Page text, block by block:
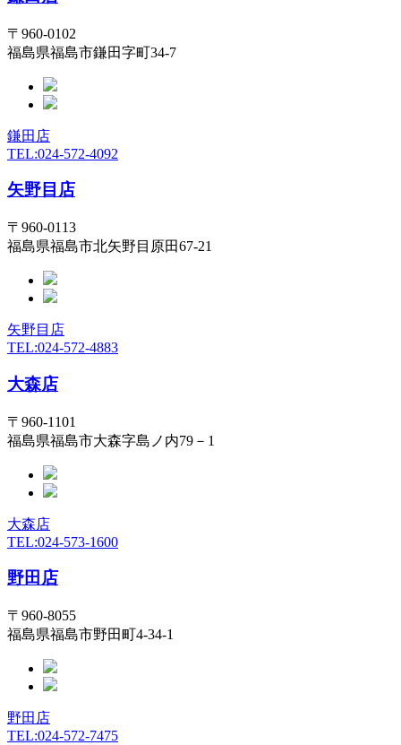
〒960-0102
福島県福島市鎌田字町34-7
鎌田店
TEL:024-572-4092
矢野目店
〒960-0113
福島県福島市北矢野目原田67-21
矢野目店
TEL:024-572-4883
大森店
〒960-1101
福島県福島市大森字島ノ内79－1
大森店
TEL:024-573-1600
野田店
〒960-8055
福島県福島市野田町4-34-1
野田店
TEL:024-572-7475